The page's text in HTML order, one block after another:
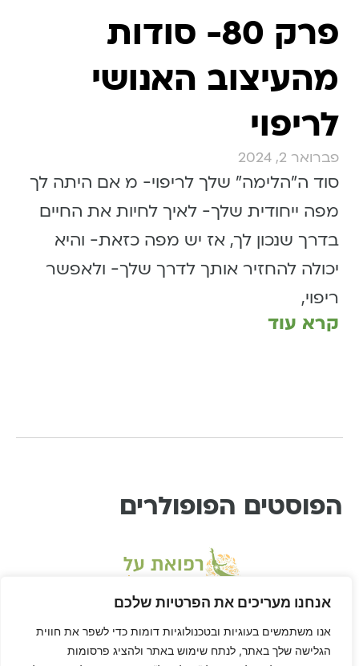
אנחנו מעריכים את הפרטיות שלכם
אנו משתמשים בעוגיות ובטכנולוגיות דומות כדי לשפר את חווית
הגלישה שלך באתר, לנתח שימוש באתר ולהציג פרסומות
פרק 80- סודות
מהעיצוב האנושי
לריפוי
פברואר 2, 2024
סוד ה״הלימה״ שלך לריפוי- מ אם היתה לך
מפה ייחודית שלך- לאיך לחיות את החיים
בדרך שנכון לך, אז יש מפה כזאת- והיא
יכולה להחזיר אותך לדרך שלך- ולאפשר
ריפוי,
קרא עוד
הפוסטים הפופולרים